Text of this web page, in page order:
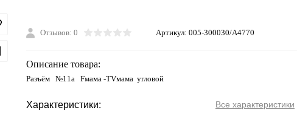
Отзывов: 0 Артикул: 005-300030/A4770
Описание товара:
Разъём №11а Fмама -TVмама угловой
Характеристики: Все характеристики